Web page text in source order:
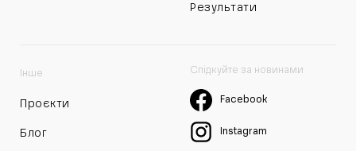
Результати
Інше
Проєкти
Блог
Слідкуйте за новинами
Facebook
Instagram